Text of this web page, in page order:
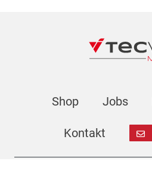
Shop Jobs
Kontakt